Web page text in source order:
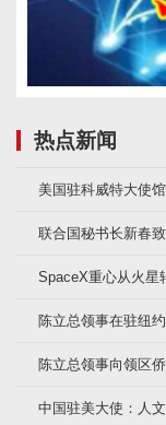
热点新闻
美国驻科威特大使
联合国秘书长新春
SpaceX重心从火星
陈立总领事在驻纽
陈立总领事向领区
中国驻美大使：人